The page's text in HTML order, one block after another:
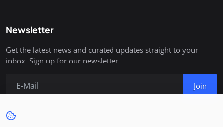
Newsletter
Get the latest news and curated updates straight to your
inbox. Sign up for our newsletter.
Join